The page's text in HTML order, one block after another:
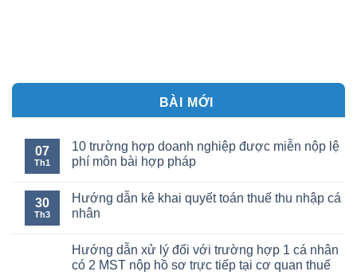
BÀI MỚI
07
Th1
10 trường hợp doanh nghiệp được miễn nộp lệ
phí môn bài hợp pháp
30
Th3
Hướng dẫn kê khai quyết toán thuế thu nhập cá
nhân
Hướng dẫn xử lý đối với trường hợp 1 cá nhân
có 2 MST nộp hồ sơ trực tiếp tại cơ quan thuế